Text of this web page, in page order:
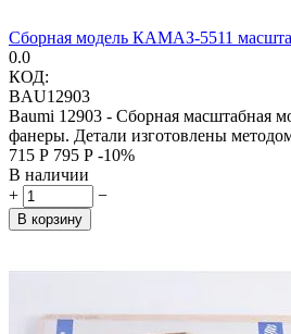
Сборная модель КАМАЗ-5511
0.0
КОД:
BAU12903
Baumi 12903 - Сборная масштабная
фанеры. Детали изготовлены
‍715‍ Р ‍795‍ Р -10%
В наличии
+
−
В корзину